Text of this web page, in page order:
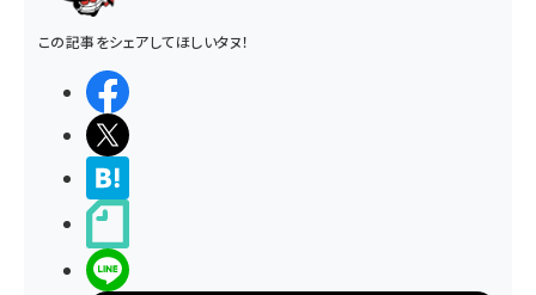
この記事をシェアしてほしいタヌ！